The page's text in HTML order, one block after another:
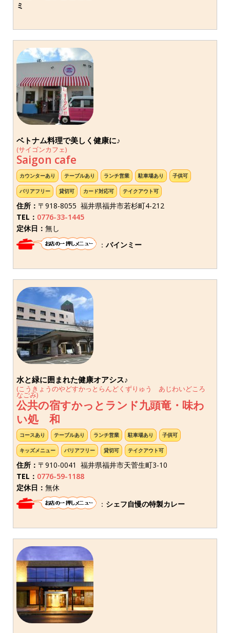
ミ
ベトナム料理で美しく健康に♪
(サイゴンカフェ)
Saigon cafe
カウンターあり テーブルあり ランチ営業 駐車場あり 子供可
バリアフリー 貸切可 カード対応可 テイクアウト可
住所： 〒918-8055 福井県福井市若杉町4-212
TEL： 0776-33-1445
定休日： 無し
： バインミー
水と緑に囲まれた健康オアシス♪
(こうきょうのやどすかっとらんどくずりゅう あじわいどころ
なごみ)
公共の宿すかっとランド九頭竜・味わ
い処 和
コースあり テーブルあり ランチ営業 駐車場あり 子供可
キッズメニュー バリアフリー 貸切可 テイクアウト可
住所： 〒910-0041 福井県福井市天菅生町3-10
TEL： 0776-59-1188
定休日： 無休
： シェフ自慢の特製カレー